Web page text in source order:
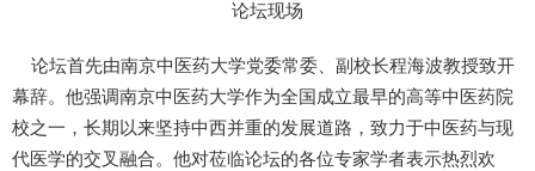
论坛现场
论坛首先由南京中医药大学党委常委、副校长程海波教授致开
幕辞。他强调南京中医药大学作为全国 成立最早的高等中医药院
校之一， 长期以来坚持中西并重的发展道路，致力于中医药与现
代医学的交叉融合。他对莅临论坛的各位专家学者表示热烈欢